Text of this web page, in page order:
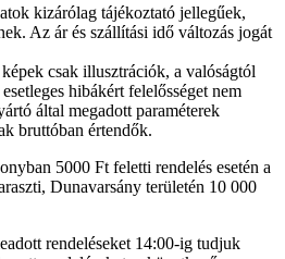
kizárólag tájékoztató jellegűek,
Az ár és szállítási idő változás jogát
csak illusztrációk, a valóságtól
hibákért felelősséget nem
által megadott paraméterek
bruttóban értendők.
5000 Ft feletti rendelés esetén a
Dunavarsány területén 10 000
rendeléseket 14:00-ig tudjuk